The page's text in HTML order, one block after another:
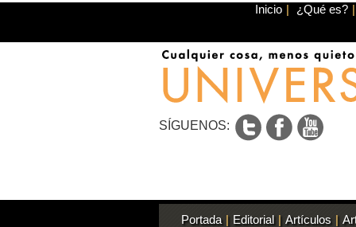
Inicio | ¿Qué es? |
SÍGUENOS:
Portada | Editorial | Artículos |